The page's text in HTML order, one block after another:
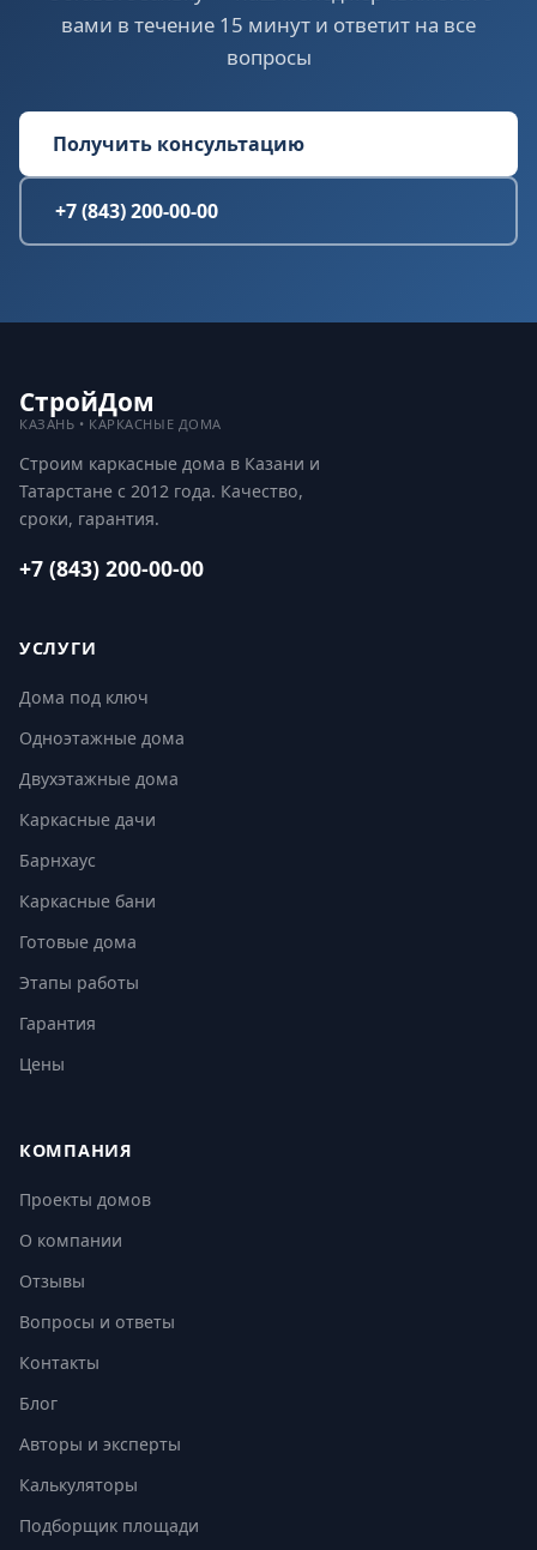
вами в течение 15 минут и ответит на все
вопросы
Получить консультацию
+7 (843) 200-00-00
СтройДом
КАЗАНЬ • КАРКАСНЫЕ ДОМА
Строим каркасные дома в Казани и
Татарстане с 2012 года. Качество,
сроки, гарантия.
+7 (843) 200-00-00
УСЛУГИ
Дома под ключ
Одноэтажные дома
Двухэтажные дома
Каркасные дачи
Барнхаус
Каркасные бани
Готовые дома
Этапы работы
Гарантия
Цены
КОМПАНИЯ
Проекты домов
О компании
Отзывы
Вопросы и ответы
Контакты
Блог
Авторы и эксперты
Калькуляторы
Подборщик площади